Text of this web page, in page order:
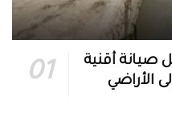
صيانة أقنية
الأراضي